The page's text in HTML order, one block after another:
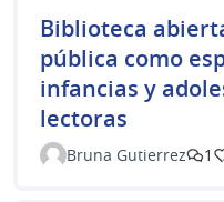
Biblioteca
pública como
infancias y
lectoras
Bruna Gutierrez 1